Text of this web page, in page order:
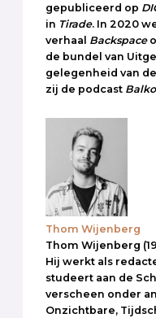
gepubliceerd op
in Tirade. In 2020
verhaal Backspace
de bundel van
gelegenheid van
zij de podcast
Thom Wijenberg
Thom Wijenberg
Hij werkt als
studeert aan de
verscheen onder
Onzichtbare,